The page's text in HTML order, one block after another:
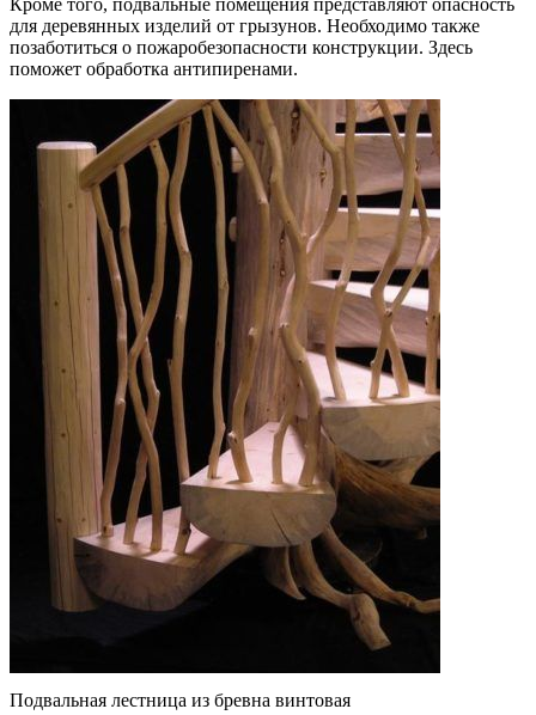
для деревянных изделий от грызунов. Необходимо также
позаботиться о пожаробезопасности конструкции. Здесь
поможет обработка антипиренами.
Подвальная лестница из бревна винтовая